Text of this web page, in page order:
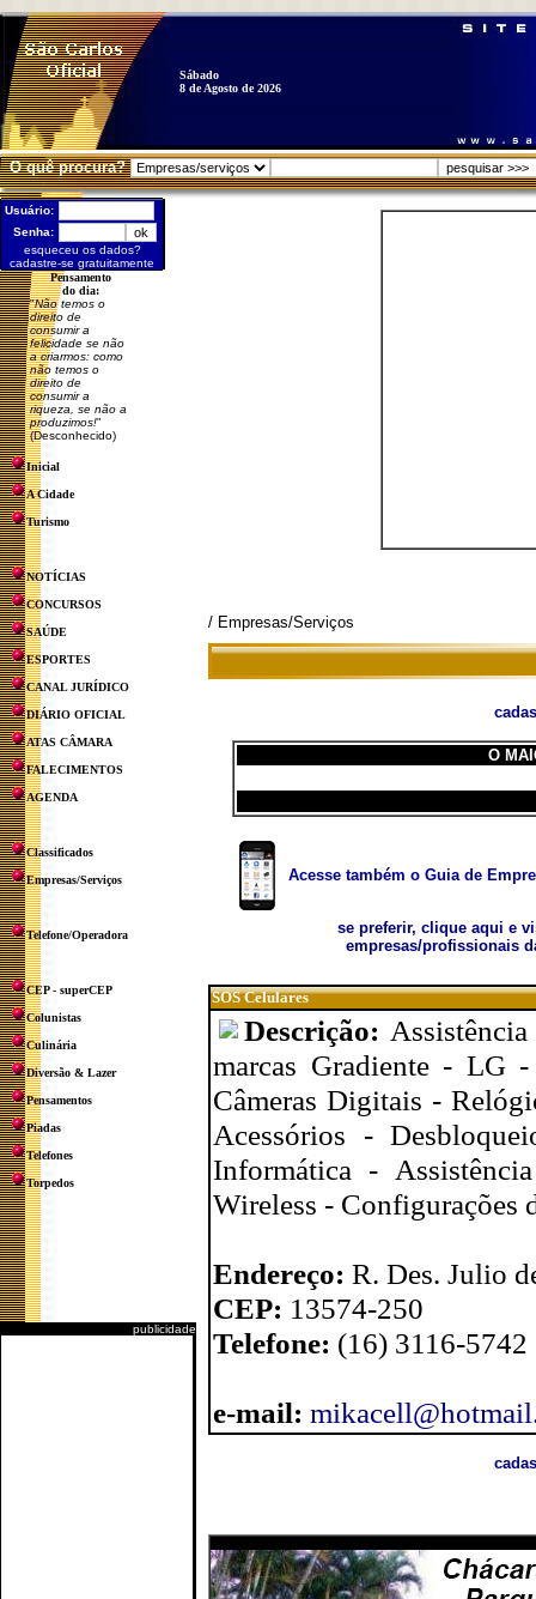
Sábado
8 de Agosto de 2026
O quê procura?
Usuário:
Senha:
esqueceu os dados?
cadastre-se gratuitamente
Pensamento
do dia:
"Não temos o
direito de
consumir a
felicidade se não
a criarmos: como
não temos o
direito de
consumir a
riqueza, se não a
produzimos!"
(Desconhecido)
Inicial
A Cidade
Turismo
NOTÍCIAS
CONCURSOS
SAÚDE
ESPORTES
CANAL JURÍDICO
DIÁRIO OFICIAL
ATAS CÂMARA
FALECIMENTOS
AGENDA
Classificados
Empresas/Serviços
Telefone/Operadora
CEP - superCEP
Colunistas
Culinária
Diversão & Lazer
Pensamentos
Piadas
Telefones
Torpedos
publicidade
/ Empresas/Serviços
O
Acesse também o Guia de
se preferir, clique aqui e
empresas/profissionais
SOS Celulares
Descrição:
marcas Gradiente - LG
Câmeras Digitais -
Acessórios -
Informática -
Wireless - Configurações
Endereço: R. Des. Julio
CEP: 13574-250
Telefone: (16) 3116-5742
e-mail: